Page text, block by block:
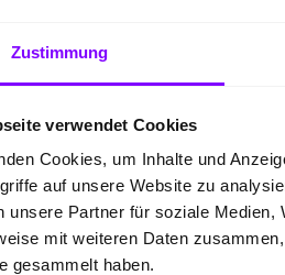
Zustimmung
verwendet Cookies
Cookies, um Inhalte und
auf unsere Website zu
unsere Partner für soziale
mit weiteren Daten
gesammelt haben.
GESCHÄFTSKUNDEN
Gewerbeangebote